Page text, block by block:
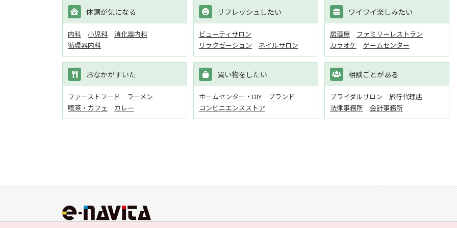
体調が気になる
内科 小児科
消化器内科
循環器内科
リフレッシュしたい
ビューティサロン
リラクゼーション
ネイルサロン
ワイワイ楽しみたい
居酒屋
ファミリーレストラン
カラオケ
ゲームセンター
おなかがすいた
ファーストフード
ラーメン
喫茶・カフェ
カレー
買い物をしたい
ホームセンター・DIY
ブランド
コンビニエンスストア
相談ごとがある
ブライダルサロン
旅行代理店
法律事務所
会計事務所